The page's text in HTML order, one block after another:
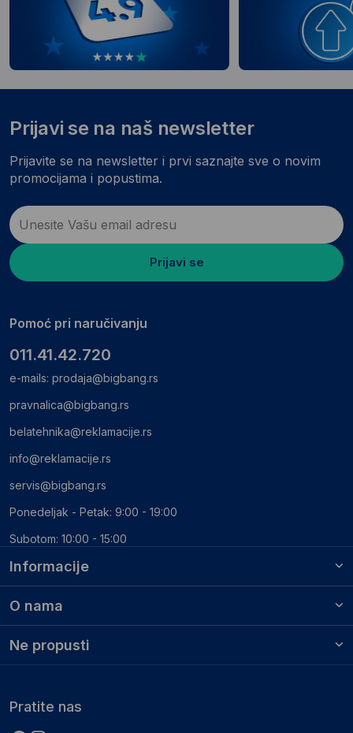
Informacije
O nama
Ne propusti
Prijavi se na naš newsletter
Prijavite se na newsletter i prvi saznajte sve o novim
promocijama i popustima.
Prijavi se
Pomoć pri naručivanju
011.41.42.720
e-mails: prodaja@bigbang.rs
pravnalica@bigbang.rs
belatehnika@reklamacije.rs
info@reklamacije.rs
servis@bigbang.rs
Ponedeljak - Petak: 9:00 - 19:00
Subotom: 10:00 - 15:00
Pratite nas